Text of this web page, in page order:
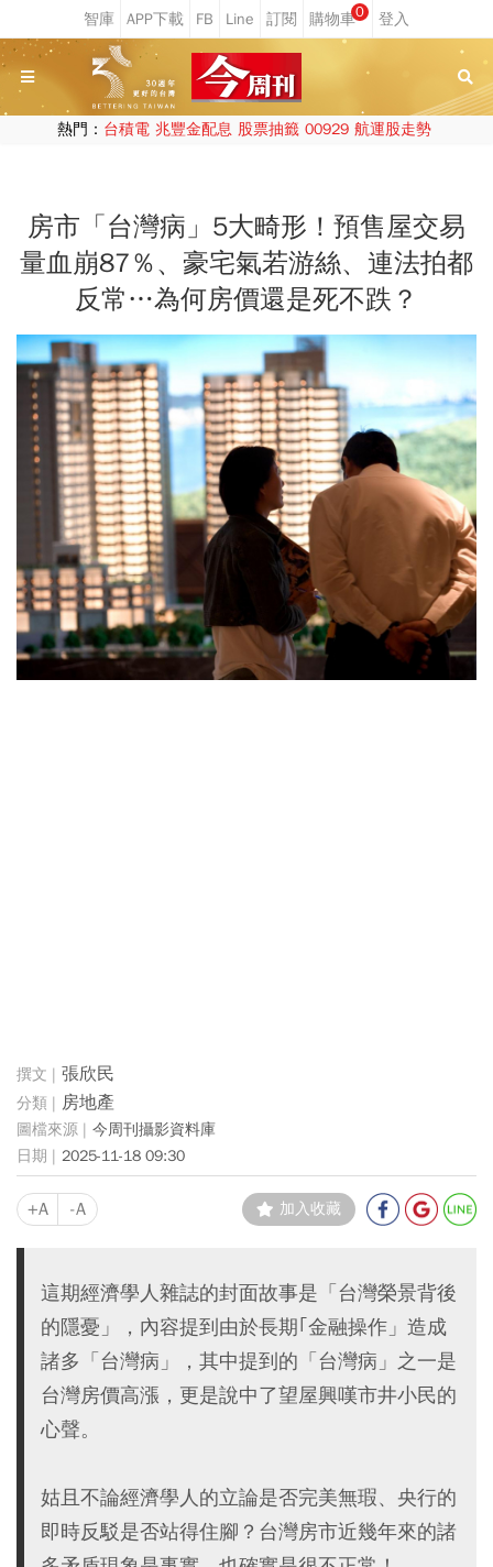
0
熱門： 台積電 兆豐金配息 股票抽籤 00929 航運股走勢
房市「台灣病」5大畸形！預售屋交易
量血崩87％、豪宅氣若游絲、連法拍都
反常…為何房價還是死不跌？
張欣民
房地產
今周刊攝影資料庫
2025-11-18 09:30
+A -A 加入收藏
這期經濟學人雜誌的封面故事是「台灣榮景背後
的隱憂」，內容提到由於長期｢金融操作」造成
諸多「台灣病」，其中提到的「台灣病」之一是
台灣房價高漲，更是說中了望屋興嘆市井小民的
心聲。
姑且不論經濟學人的立論是否完美無瑕、央行的
即時反駁是否站得住腳？台灣房市近幾年來的諸